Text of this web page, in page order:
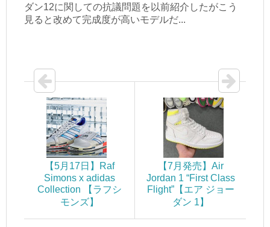
ダン12に関しての抗議問題を以前紹介したがこう
見ると改めて完成度が高いモデルだ...
【5月17日】Raf
Simons x adidas
Collection 【ラフシ
モンズ】
【7月発売】Air
Jordan 1 “First Class
Flight”【エア ジョー
ダン 1】